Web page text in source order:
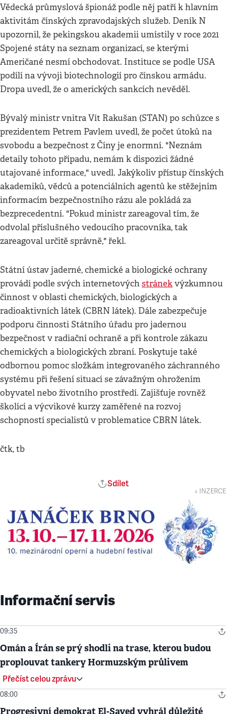
Vědecká průmyslová špionáž podle něj patří k hlavním
aktivitám čínských zpravodajských služeb. Deník N
upozornil, že pekingskou akademii umístily v roce 2021
Spojené státy na seznam organizací, se kterými
Američané nesmí obchodovat. Instituce se podle USA
podílí na vývoji biotechnologií pro čínskou armádu.
Dropa uvedl, že o amerických sankcích nevěděl.
Bývalý ministr vnitra Vít Rakušan (STAN) po schůzce s
prezidentem Petrem Pavlem uvedl, že počet útoků na
svobodu a bezpečnost z Číny je enormní. "Neznám
detaily tohoto případu, nemám k dispozici žádné
utajované informace," uvedl. Jakýkoliv přístup čínských
akademiků, vědců a potenciálních agentů ke stěžejním
informacím bezpečnostního rázu ale pokládá za
bezprecedentní. "Pokud ministr zareagoval tím, že
odvolal příslušného vedoucího pracovníka, tak
zareagoval určitě správně," řekl.
Státní ústav jaderné, chemické a biologické ochrany
provádí podle svých internetovýchstránekvýzkumnou
činnost v oblasti chemických, biologických a
radioaktivních látek (CBRN látek). Dále zabezpečuje
podporu činnosti Státního úřadu pro jadernou
bezpečnost v radiační ochraně a při kontrole zákazu
chemických a biologických zbraní. Poskytuje také
odbornou pomoc složkám integrovaného záchranného
systému při řešení situací se závažným ohrožením
obyvatel nebo životního prostředí. Zajišťuje rovněž
školící a výcvikové kurzy zaměřené na rozvoj
schopností specialistů v problematice CBRN látek.
čtk, tb
Sdílet
↓ INZERCE
Informační servis
09:35
Omán a Írán se prý shodli na trase, kterou budou
proplouvat tankery Hormuzským průlivem
Přečíst celou zprávu
08:00
Progresivní demokrat El-Sayed vyhrál důležité